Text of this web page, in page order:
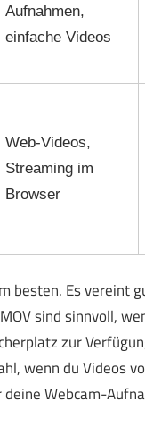
Aufnahmen,
einfache Videos
Web-Videos,
Streaming im
Browser
besten. Es vereint
sind sinnvoll,
zur
wenn du Videos
Webcam-